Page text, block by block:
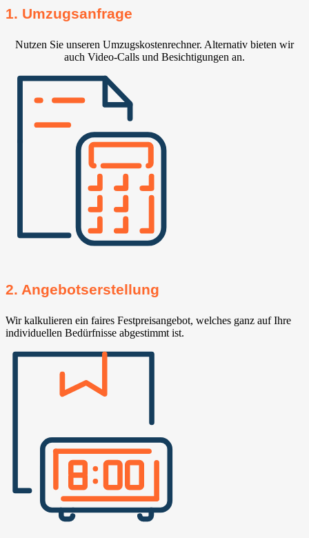
1. Umzugsanfrage
Nutzen Sie unseren Umzugskostenrechner. Alternativ bieten wir
auch Video-Calls und Besichtigungen an.
2. Angebotserstellung
Wir kalkulieren ein faires Festpreisangebot, welches ganz auf Ihre
individuellen Bedürfnisse abgestimmt ist.